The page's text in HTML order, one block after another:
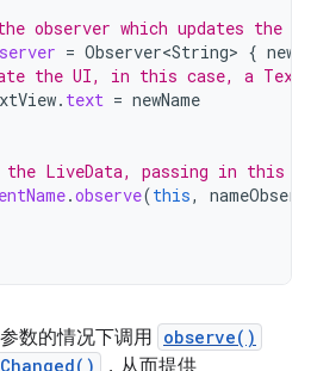
observer which updates the
= Observer<String> {
the UI, in this case, a
. text = newName
the LiveData, passing in this
.observe(this,
参数的情况下调用 observe()
，从而提供